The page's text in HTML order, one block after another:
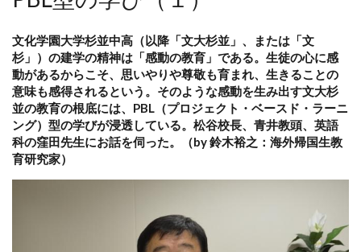
文化学園大学杉並中高（以降「文大杉並」、または「文
杉」）の建学の精神は「感動の教育」である。生徒の心に感
動があるからこそ、思いやりや尊敬も育まれ、生きることの
意味も感得されるという。そのような感動を生み出す文大杉
並の教育の根底には、PBL（プロジェクト・ベースド・ラーニ
ング）型の学びが浸透している。松谷校長、青井教頭、英語
科の窪田先生にお話を伺った。（by 鈴木裕之：海外帰国生教
育研究家）